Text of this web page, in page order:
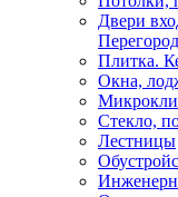
Двери
Плитка.
Окна,
Стекло,
Лестницы